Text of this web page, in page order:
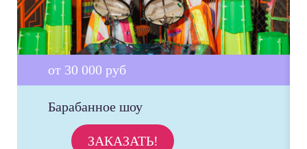
от 30 000 руб
Барабанное шоу
ЗАКАЗАТЬ!